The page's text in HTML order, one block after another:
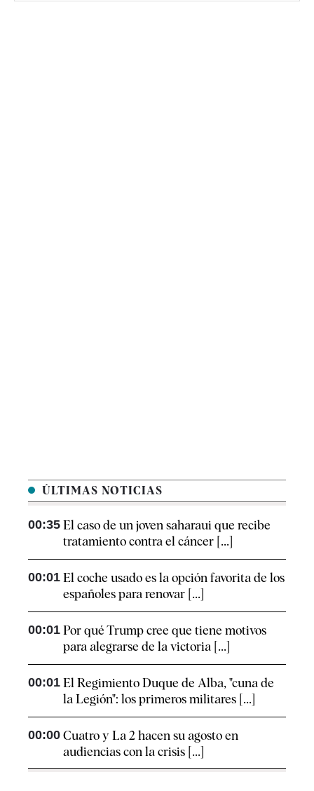
ÚLTIMAS NOTICIAS
00:35 El caso de un joven saharaui que recibe
tratamiento contra el cáncer [...]
00:01 El coche usado es la opción favorita de los
españoles para renovar [...]
00:01 Por qué Trump cree que tiene motivos
para alegrarse de la victoria [...]
00:01 El Regimiento Duque de Alba, "cuna de
la Legión": los primeros militares [...]
00:00 Cuatro y La 2 hacen su agosto en
audiencias con la crisis [...]